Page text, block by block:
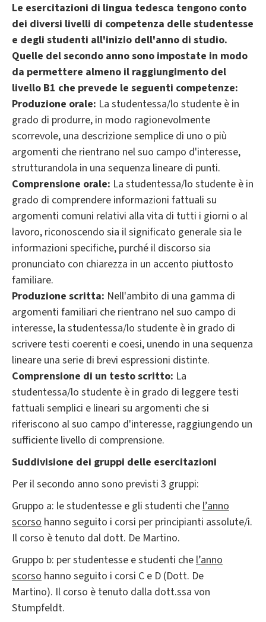
Le esercitazioni di lingua tedesca tengono conto
dei diversi livelli di competenza delle studentesse
e degli studenti all'inizio dell'anno di studio.
Quelle del secondo anno sono impostate in modo
da permettere almeno il raggiungimento del
livello B1 che prevede le seguenti competenze:
Produzione orale: La studentessa/lo studente è in
grado di produrre, in modo ragionevolmente
scorrevole, una descrizione semplice di uno o più
argomenti che rientrano nel suo campo d'interesse,
strutturandola in una sequenza lineare di punti.
Comprensione orale: La studentessa/lo studente è in
grado di comprendere informazioni fattuali su
argomenti comuni relativi alla vita di tutti i giorni o al
lavoro, riconoscendo sia il significato generale sia le
informazioni specifiche, purché il discorso sia
pronunciato con chiarezza in un accento piuttosto
familiare.
Produzione scritta: Nell'ambito di una gamma di
argomenti familiari che rientrano nel suo campo di
interesse, la studentessa/lo studente è in grado di
scrivere testi coerenti e coesi, unendo in una sequenza
lineare una serie di brevi espressioni distinte.
Comprensione di un testo scritto: La
studentessa/lo studente è in grado di leggere testi
fattuali semplici e lineari su argomenti che si
riferiscono al suo campo d'interesse, raggiungendo un
sufficiente livello di comprensione.
Suddivisione dei gruppi delle esercitazioni
Per il secondo anno sono previsti 3 gruppi:
Gruppo a: le studentesse e gli studenti chel’anno
scorso hanno seguito i corsi per principianti assolute/i.
Il corso è tenuto dal dott. De Martino.
Gruppo b: per studentesse e studenti chel’anno
scorso hanno seguito i corsi C e D (Dott. De
Martino). Il corso è tenuto dalla dott.ssa von
Stumpfeldt.